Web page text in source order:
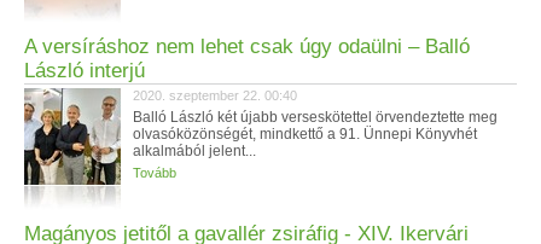
A versíráshoz nem lehet csak úgy odaülni – Balló
László interjú
2020. szeptember 22. 00:40
Balló László két újabb verseskötettel örvendeztette meg
olvasóközönségét, mindkettő a 91. Ünnepi Könyvhét
alkalmából jelent...
Tovább
Magányos jetitől a gavallér zsiráfig - XIV. Ikervári